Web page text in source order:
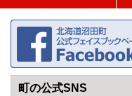
町の公式SNS